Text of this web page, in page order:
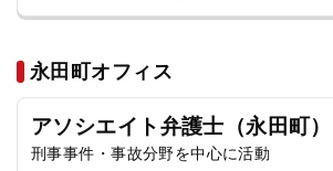
永田町オフィス
アソシエイト弁護士（永田町）
刑事事件・事故分野を中心に活動